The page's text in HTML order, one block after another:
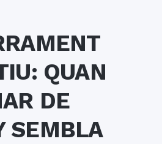
QUAN
DE
SEMBLA